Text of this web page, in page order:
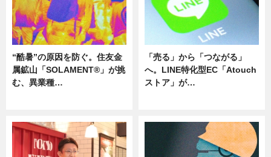
“酷暑”の原因を防ぐ。住友金
属鉱山「SOLAMENT®」が挑
む、異業種…
「売る」から「つながる」
へ。LINE特化型EC「Atouch
ストア」が…